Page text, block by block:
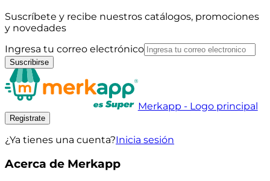
Suscríbete y recibe nuestros catálogos, promociones
y novedades
Ingresa tu correo electrónico
Suscribirse
Merkapp - Logo principal
Registrate
¿Ya tienes una cuenta?Inicia sesión
Acerca de Merkapp